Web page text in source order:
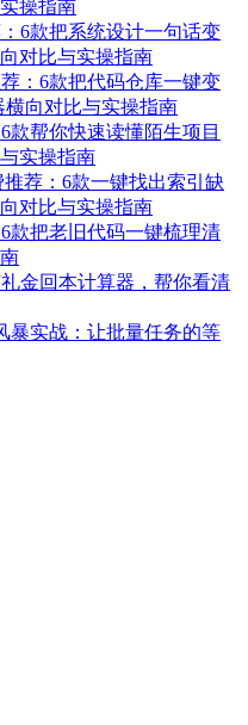
操指南
6款把系统设计一句话变
对比与实操指南
：6款把代码仓库一键变
向对比与实操指南
款帮你快速读懂陌生项目
实操指南
荐：6款一键找出索引缺
对比与实操指南
款把老旧代码一键梳理清
金回本计算器，帮你看清
暴实战：让批量任务的等